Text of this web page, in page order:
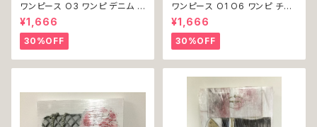
ワンピース O3 ワンピ デニム プ
リーツ レース 女の子 犬 犬服
小型 猫 服 洋服 ペット dog ド
ッグウェア おしゃれ かわいい 返
品交換不可
¥1,666
30%OFF
ワンピース O1 O6 ワンピ チュ
ール レース 花 フラワー 女の子
犬 犬服 小型 猫 服 洋服 ペット
dog ドッグウェア おしゃれ かわ
いい 返品交換不可
¥1,666
30%OFF